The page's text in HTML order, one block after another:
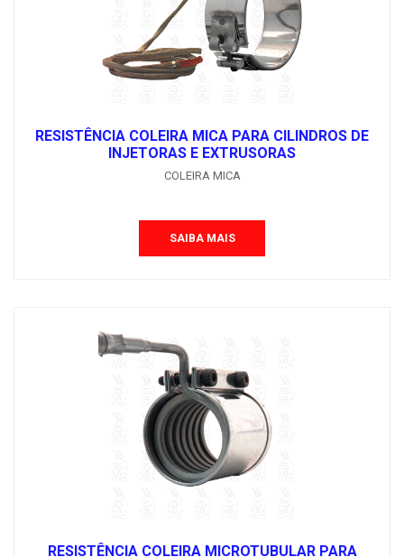
RESISTÊNCIA COLEIRA MICA PARA CILINDROS DE
INJETORAS E EXTRUSORAS
COLEIRA MICA
SAIBA MAIS
RESISTÊNCIA COLEIRA MICROTUBULAR PARA